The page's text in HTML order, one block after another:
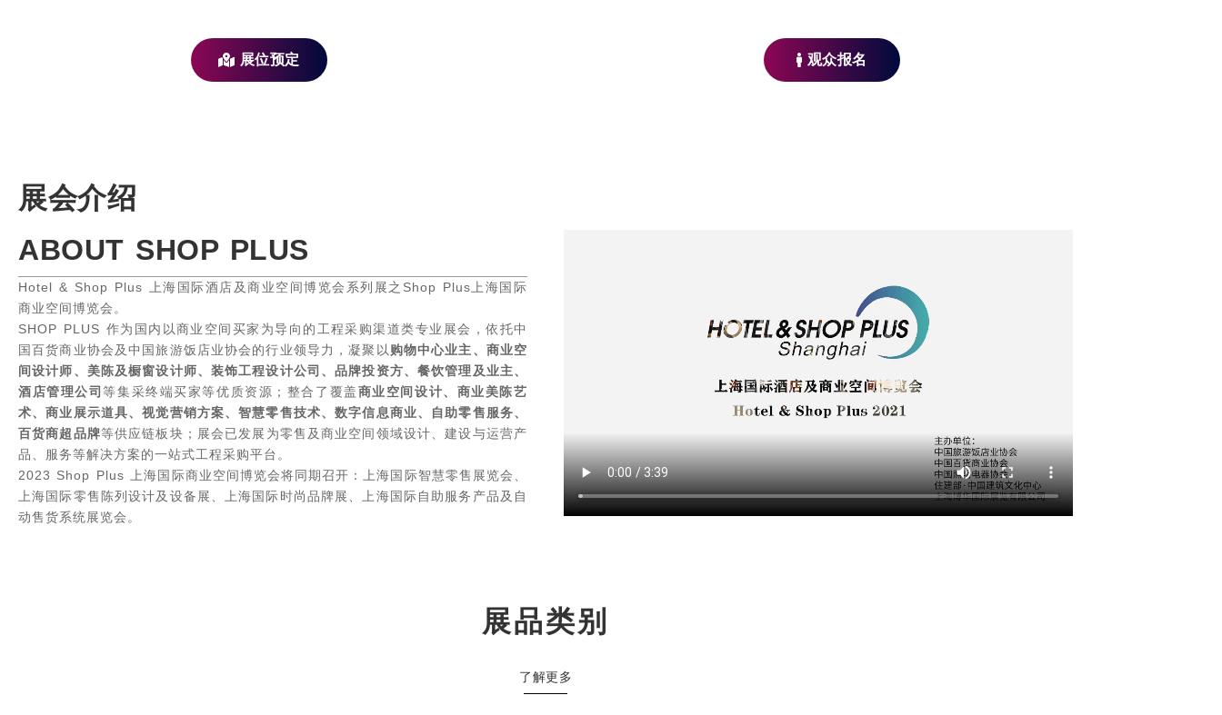
Hotel & Shop Plus 上海国际酒店及商业空间博览会系列展之
上海【浦东】· 新国际博览中心
展位预定 观众报名
展会介绍
ABOUT SHOP PLUS
Hotel & Shop Plus 上海国际酒店及商业空间博览会系列展之Shop Plus上海国际
商业空间博览会。
SHOP PLUS 作为国内以商业空间买家为导向的工程采购渠道类专业展会，依托中
国百货商业协会及中国旅游饭店业协会的行业领导力，凝聚以购物中心业主、商业空
间设计师、美陈及橱窗设计师、装饰工程设计公司、品牌投资方、餐饮管理及业主、
酒店管理公司等集采终端买家等优质资源；整合了覆盖商业空间设计、商业美陈艺
术、商业展示道具、视觉营销方案、智慧零售技术、数字信息商业、自助零售服务、
百货商超品牌等供应链板块；展会已发展为零售及商业空间领域设计、建设与运营产
品、服务等解决方案的一站式工程采购平台。
2023 Shop Plus 上海国际商业空间博览会将同期召开：上海国际智慧零售展览会、
上海国际零售陈列设计及设备展、上海国际时尚品牌展、上海国际自助服务产品及自
动售货系统展览会。
展品类别
了解更多